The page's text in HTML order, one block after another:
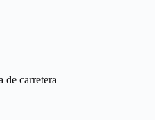
de carretera